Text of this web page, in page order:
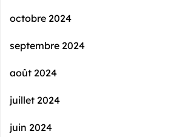
octobre 2024
septembre 2024
août 2024
juillet 2024
juin 2024